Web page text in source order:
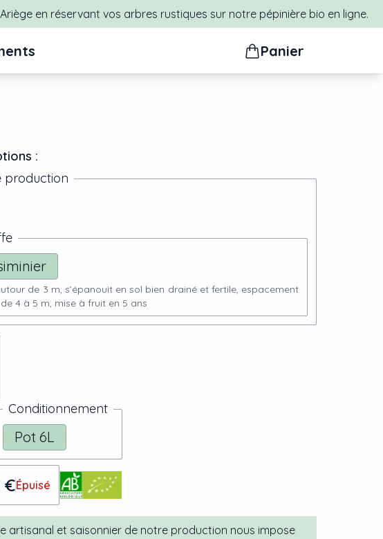
en réservant vos arbres rustiques sur notre pépinière bio en ligne.
Panier
:
production
de 3 m, s’épanouit en sol bien drainé et fertile, espacement
4 à 5 m, mise à fruit en 5 ans
Conditionnement
Pot 6L
€Épuisé
artisanal et saisonnier de notre production nous impose